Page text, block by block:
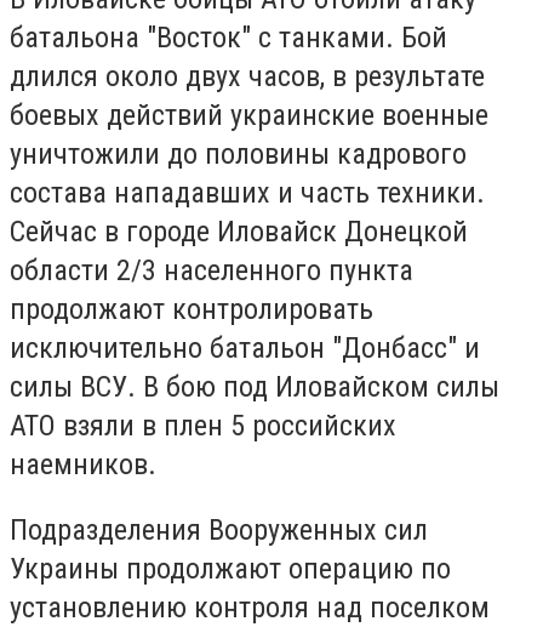
батальона "Восток" с танками. Бой
длился около двух часов, в результате
боевых действий украинские военные
уничтожили до половины кадрового
состава нападавших и часть техники.
Сейчас в городе Иловайск Донецкой
области 2/3 населенного пункта
продолжают контролировать
исключительно батальон "Донбасс" и
силы ВСУ. В бою под Иловайском силы
АТО взяли в плен 5 российских
наемников.
Подразделения Вооруженных сил
Украины продолжают операцию по
установлению контроля над поселком